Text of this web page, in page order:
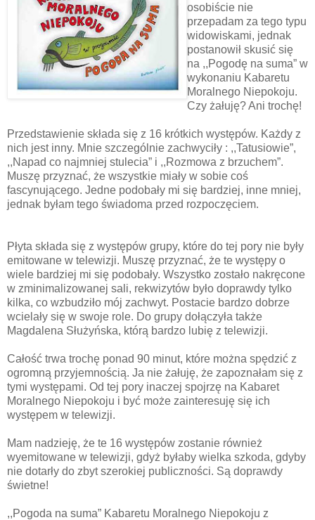
osobiście nie
przepadam za tego typu
widowiskami, jednak
postanowił skusić się
na ,,Pogodę na suma” w
wykonaniu Kabaretu
Moralnego Niepokoju.
Czy żałuję? Ani trochę!
Przedstawienie składa się z 16 krótkich występów. Każdy z
nich jest inny. Mnie szczególnie zachwyciły : ,,Tatusiowie”,
,,Napad co najmniej stulecia” i ,,Rozmowa z brzuchem”.
Muszę przyznać, że wszystkie miały w sobie coś
fascynującego. Jedne podobały mi się bardziej, inne mniej,
jednak byłam tego świadoma przed rozpoczęciem.
Płyta składa się z występów grupy, które do tej pory nie były
emitowane w telewizji. Muszę przyznać, że te występy o
wiele bardziej mi się podobały. Wszystko zostało nakręcone
w zminimalizowanej sali, rekwizytów było doprawdy tylko
kilka, co wzbudziło mój zachwyt. Postacie bardzo dobrze
wcielały się w swoje role. Do grupy dołączyła także
Magdalena Służyńska, którą bardzo lubię z telewizji.
Całość trwa trochę ponad 90 minut, które można spędzić z
ogromną przyjemnością. Ja nie żałuję, że zapoznałam się z
tymi występami. Od tej pory inaczej spojrzę na Kabaret
Moralnego Niepokoju i być może zainteresuję się ich
występem w telewizji.
Mam nadzieję, że te 16 występów zostanie również
wyemitowane w telewizji, gdyż byłaby wielka szkoda, gdyby
nie dotarły do zbyt szerokiej publiczności. Są doprawdy
świetne!
,,Pogoda na suma” Kabaretu Moralnego Niepokoju z